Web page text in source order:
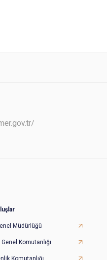
Müdürlüğü
Komutanlığı
Komutanlığı